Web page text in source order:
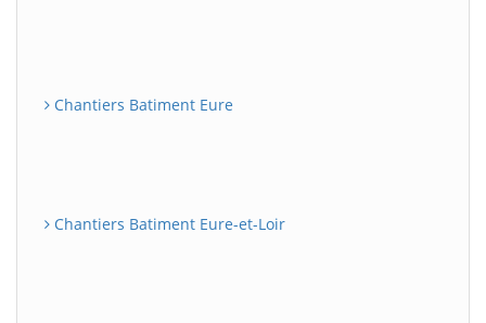
Chantiers Batiment Eure
Chantiers Batiment Eure-et-Loir